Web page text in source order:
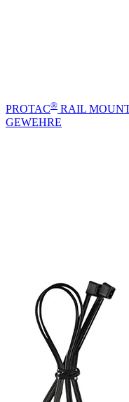
PROTAC® RAIL
GEWEHRE